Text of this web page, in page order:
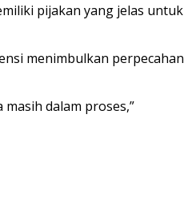
pijakan yang jelas untuk
menimbulkan perpecahan
dalam proses,”